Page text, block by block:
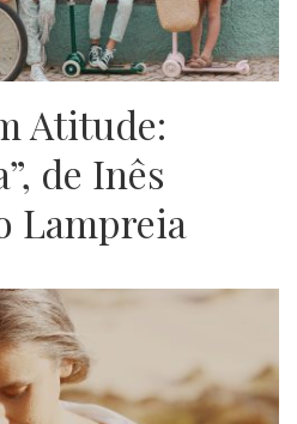
Atitude:
de Inês
Lampreia